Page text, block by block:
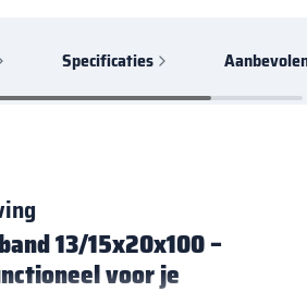
Specificaties
13/15x20x100 –
voor je